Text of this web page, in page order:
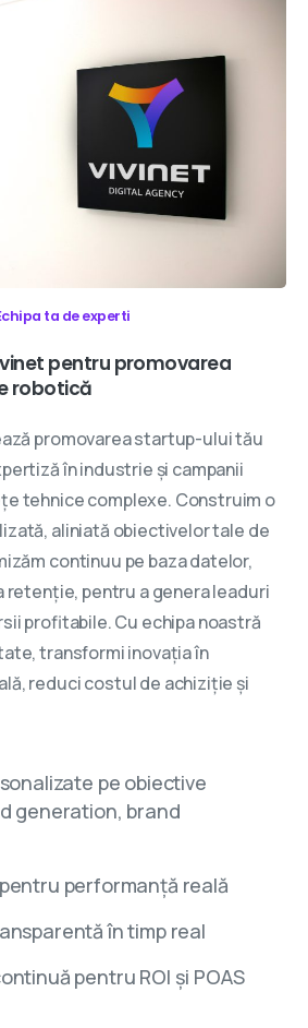
ta de experti
pentru promovarea
robotică
promovarea startup-ului tău
în industrie și campanii
tehnice complexe. Construim o
aliniată obiectivelor tale de
continuu pe baza datelor,
retenție, pentru a genera leaduri
profitabile. Cu echipa noastră
transformi inovația în
reduci costul de achiziție și
pe obiective
generation, brand
performanță reală
în timp real
pentru ROI și POAS